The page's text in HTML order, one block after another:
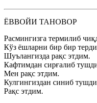
ЁВВОЙИ ТАНОВОР
Расмингизга термилиб
Кўз ёшларни бир бир
Шуълангизда рақс этдим.
Кафтимдан сирғалиб
Мен рақс этдим.
Кулгингиздан синиб
Рақс этдим.